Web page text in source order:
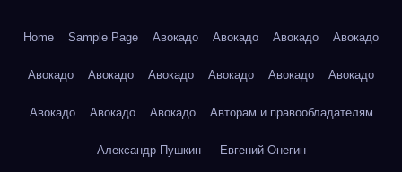
Home Sample Page Авокадо Авокадо Авокадо Авокадо
Авокадо Авокадо Авокадо Авокадо Авокадо Авокадо
Авокадо Авокадо Авокадо Авторам и правообладателям
Александр Пушкин — Евгений Онегин